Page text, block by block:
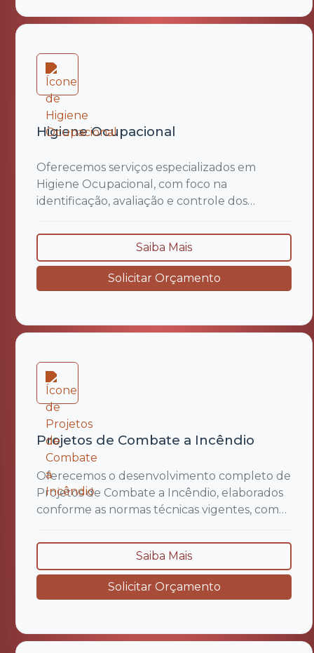
Higiene Ocupacional
Oferecemos serviços especializados em
Higiene Ocupacional, com foco na
identificação, avaliação e controle dos
risco a saúde dos trabalhadores. Atuamos de
forma preventiva, visando garantir ambientes
de trabalho mais saudáveis e seguros, sempre
em conformidade com as exigências legais e
Saiba Mais
Solicitar Orçamento
Projetos de Combate a Incêndio
Oferecemos o desenvolvimento completo de
Projetos de Combate a Incêndio, elaborados
conforme as normas técnicas vigentes, como
municipais e estaduais aplicáveis. Nosso
trabalho inclui a análise das características do
imóvel, avaliação dos riscos, dimensionamento
e especificação de sistemas de proteção
Saiba Mais
Solicitar Orçamento